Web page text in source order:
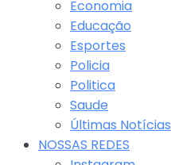
Economia
Educação
Esportes
Policia
Politica
Saude
Últimas Notícias
NOSSAS REDES